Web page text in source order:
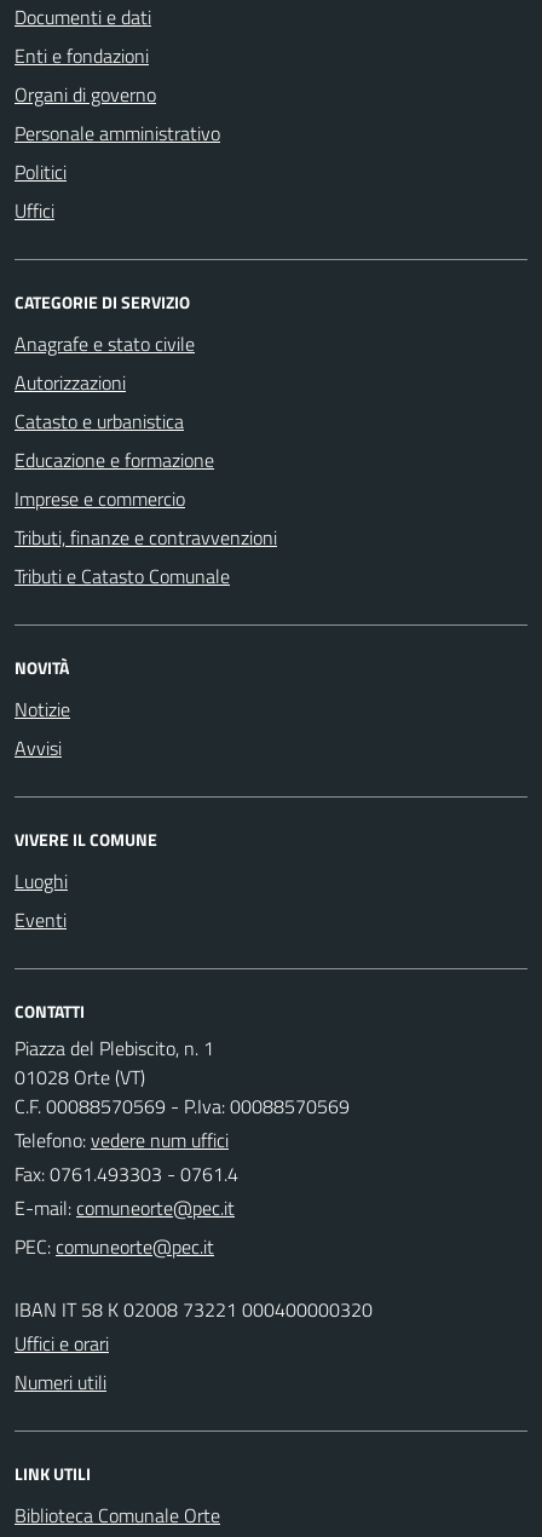
Documenti e dati
Enti e fondazioni
Organi di governo
Personale amministrativo
Politici
Uffici
CATEGORIE DI SERVIZIO
Anagrafe e stato civile
Autorizzazioni
Catasto e urbanistica
Educazione e formazione
Imprese e commercio
Tributi, finanze e contravvenzioni
Tributi e Catasto Comunale
NOVITÀ
Notizie
Avvisi
VIVERE IL COMUNE
Luoghi
Eventi
CONTATTI
Piazza del Plebiscito, n. 1
01028 Orte (VT)
C.F. 00088570569 - P.Iva: 00088570569
Telefono:vedere num uffici
Fax: 0761.493303 - 0761.4
E-mail:
PEC:
IBAN IT 58 K 02008 73221 000400000320
Uffici e orari
Numeri utili
LINK UTILI
Biblioteca Comunale Orte